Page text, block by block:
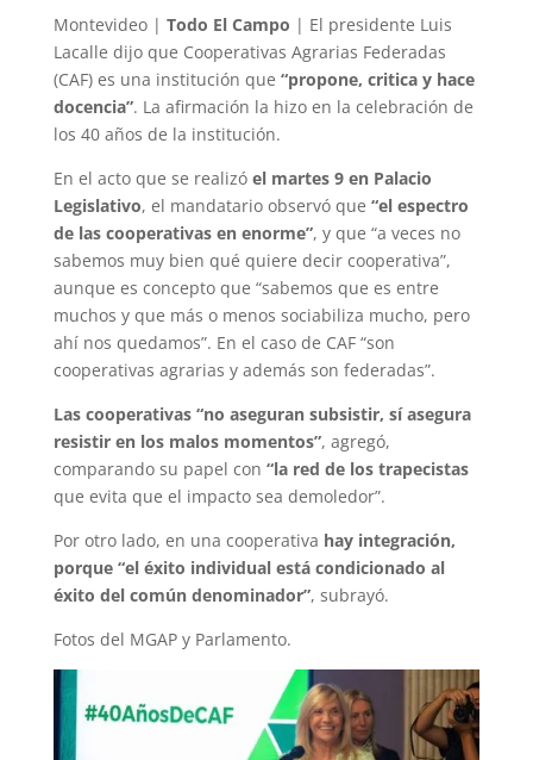
Montevideo | Todo El Campo | El presidente Luis
Lacalle dijo que Cooperativas Agrarias Federadas
(CAF) es una institución que “propone, critica y hace
docencia”. La afirmación la hizo en la celebración de
los 40 años de la institución.
En el acto que se realizó el martes 9 en Palacio
Legislativo, el mandatario observó que “el espectro
de las cooperativas en enorme”, y que “a veces no
sabemos muy bien qué quiere decir cooperativa”,
aunque es concepto que “sabemos que es entre
muchos y que más o menos sociabiliza mucho, pero
ahí nos quedamos”. En el caso de CAF “son
cooperativas agrarias y además son federadas”.
Las cooperativas “no aseguran subsistir, sí asegura
resistir en los malos momentos”, agregó,
comparando su papel con “la red de los trapecistas
que evita que el impacto sea demoledor”.
Por otro lado, en una cooperativa hay integración,
porque “el éxito individual está condicionado al
éxito del común denominador”, subrayó.
Fotos del MGAP y Parlamento.